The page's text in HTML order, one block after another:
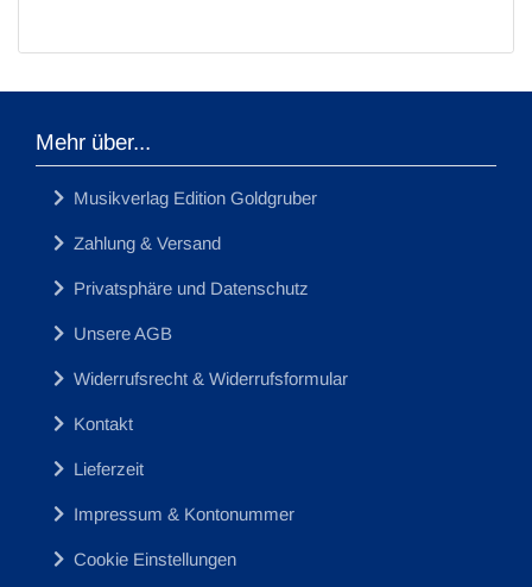
Mehr über...
Musikverlag Edition Goldgruber
Zahlung & Versand
Privatsphäre und Datenschutz
Unsere AGB
Widerrufsrecht & Widerrufsformular
Kontakt
Lieferzeit
Impressum & Kontonummer
Cookie Einstellungen